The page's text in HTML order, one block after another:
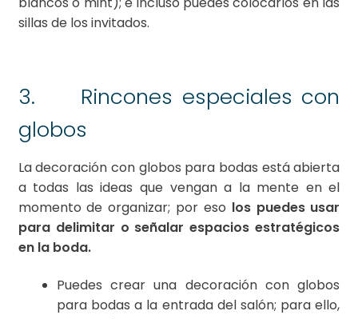
sillas de los invitados.
3. Rincones especiales con
globos
La decoración con globos para bodas está abierta
a todas las ideas que vengan a la mente en el
momento de organizar; por eso los puedes usar
para delimitar o señalar espacios estratégicos
en la boda.
Puedes crear una decoración con globos
para bodas a la entrada del salón; para ello,